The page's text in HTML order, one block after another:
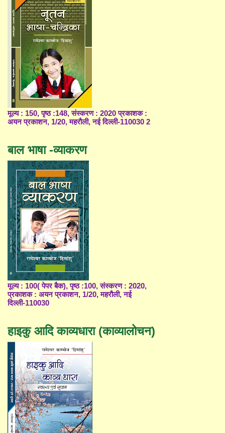
मूल्य : 150, पृष्ठ :148, संस्करण : 2020 प्रकाशक :
अयन प्रकाशन, 1/20, महरौली, नई दिल्ली-110030 2
बाल भाषा -व्याकरण
मूल्य : 100( पेपर बैक), पृष्ठ :100, संस्करण : 2020,
प्रकाशक : अयन प्रकाशन, 1/20, महरौली, नई
दिल्ली-110030
हाइकु आदि काव्यधारा (काव्यालोचन)